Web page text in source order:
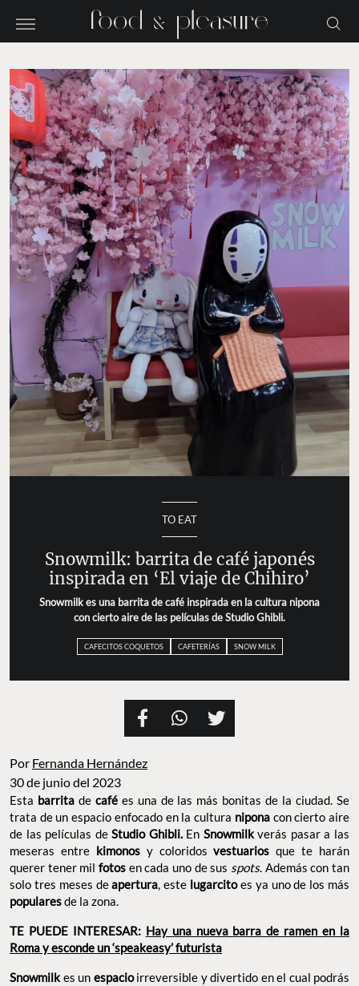
TO EAT
Snowmilk: barrita de café japonés
inspirada en ‘El viaje de Chihiro’
Snowmilk es una barrita de café inspirada en la cultura nipona
con cierto aire de las películas de Studio Ghibli.
CAFECITOS COQUETOS CAFETERÍAS SNOW MILK
Por Fernanda Hernández
30 de junio del 2023
Esta barritade cafées una de las más bonitas de la ciudad. Se
trata de un espacio enfocado en la cultura niponacon cierto aire
de las películas deStudio Ghibli.En Snowmilkverás pasar a las
meseras entre kimonosy coloridosvestuarios que te harán
querer tener mil fotos en cada uno de sus spots. Además con tan
solo tres meses deapertura, este lugarcitoes ya uno de los más
popularesde la zona.
TE PUEDE INTERESAR: Hay una nueva barra de ramen en la
Roma y esconde un ‘speakeasy’ futurista
Snowmilkes un espacioirreversible y divertido en el cual podrás